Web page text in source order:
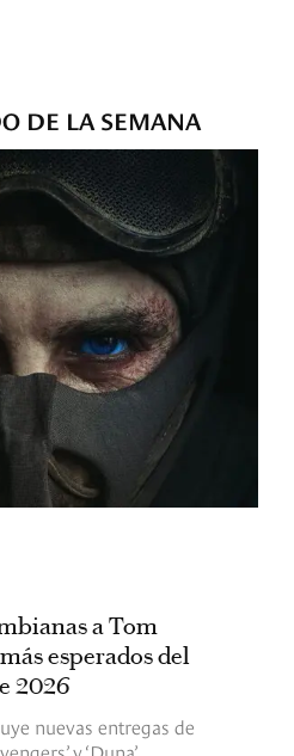
DE LA SEMANA
a Tom
esperados del
2026
nuevas entregas de
y ‘Duna’,